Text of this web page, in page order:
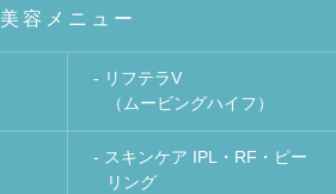
美容メニュー
- リフテラV
（ムービングハイフ）
- スキンケア IPL・RF・ピー
リング